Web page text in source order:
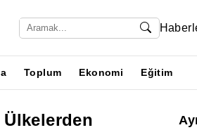
Toplum Ekonomi Eğitim